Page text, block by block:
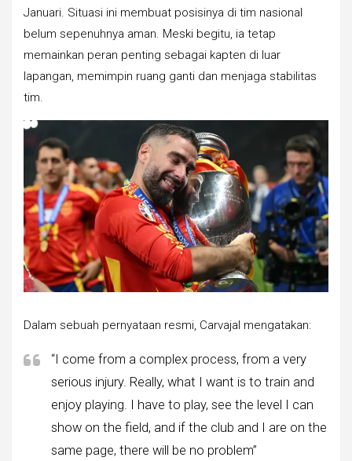
Januari. Situasi ini membuat posisinya di tim nasional
belum sepenuhnya aman. Meski begitu, ia tetap
memainkan peran penting sebagai kapten di luar
lapangan, memimpin ruang ganti dan menjaga stabilitas
tim.
Dalam sebuah pernyataan resmi, Carvajal mengatakan:
“I come from a complex process, from a very
serious injury. Really, what I want is to train and
enjoy playing. I have to play, see the level I can
show on the field, and if the club and I are on the
same page, there will be no problem”